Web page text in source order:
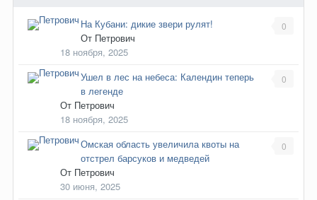
0
На Кубани: дикие звери рулят!
От Петрович
18 ноября, 2025
0
Ушел в лес на небеса: Календин теперь
в легенде
От Петрович
18 ноября, 2025
0
Омская область увеличила квоты на
отстрел барсуков и медведей
От Петрович
30 июня, 2025